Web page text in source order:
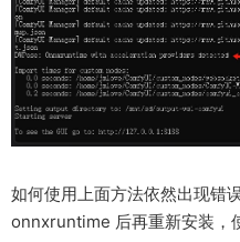
如何使用上面方法依然出现错
onnxruntime 后再重新安装，